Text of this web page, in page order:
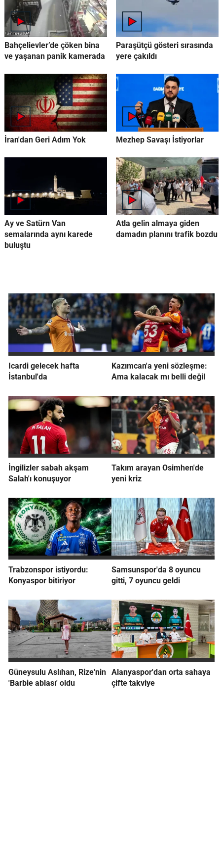
Bahçelievler’de çöken bina
ve yaşanan panik kamerada
Paraşütçü gösteri sırasında
yere çakıldı
İran'dan Geri Adım Yok Mezhep Savaşı İstiyorlar
Ay ve Satürn Van
semalarında aynı karede
buluştu
Atla gelin almaya giden
damadın planını trafik bozdu
Icardi gelecek hafta
İstanbul'da
Kazımcan'a yeni sözleşme:
Ama kalacak mı belli değil
İngilizler sabah akşam
Salah'ı konuşuyor
Takım arayan Osimhen'de
yeni kriz
Trabzonspor istiyordu:
Konyaspor bitiriyor
Samsunspor'da 8 oyuncu
gitti, 7 oyuncu geldi
Güneysulu Aslıhan, Rize'nin
'Barbie ablası' oldu
Alanyaspor'dan orta sahaya
çifte takviye